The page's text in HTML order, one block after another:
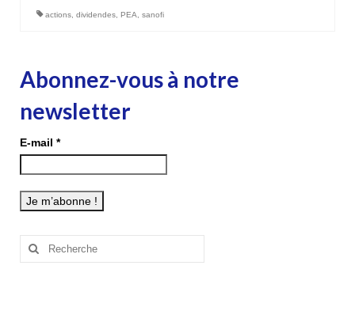
actions dividendes PEA sanofi
Abonnez-vous à notre
newsletter
E-mail *
Rechercher